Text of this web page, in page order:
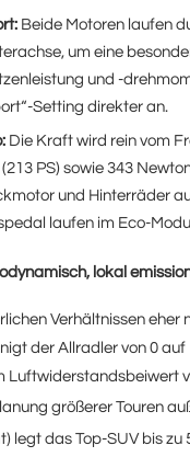
Beide Motoren laufen
um eine
und -
Setting direkter an.
Die Kraft wird rein vom
(213 PS) sowie 343
und Hinterräder
laufen im Eco-
lokal
Verhältnissen
der Allradler von 0
Luftwiderstandsbeiwert
größerer Touren
legt das Top-SUV bis zu